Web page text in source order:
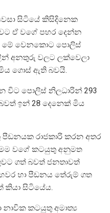
සිටියේ කිසිදිනෙක
ඒ වගේ පහර දෙන්න
මේ වෙනකොට පොලිස්
අනතුරු වලට ලක්වෙලා
ගොස් ඇති බවයි.
විට පොලිස් නිලධාරින් 293
ඉන් 28 දෙනෙක් මිය
රාජකාරි කරන අතර
වගේ කටයුතු අනුමත
ගත් බවත් ජනතාවත්
හා පීඩනය තේරුම් ගත
කියා සිටියේය.
නාවික කටයුතු අමාත්‍ය